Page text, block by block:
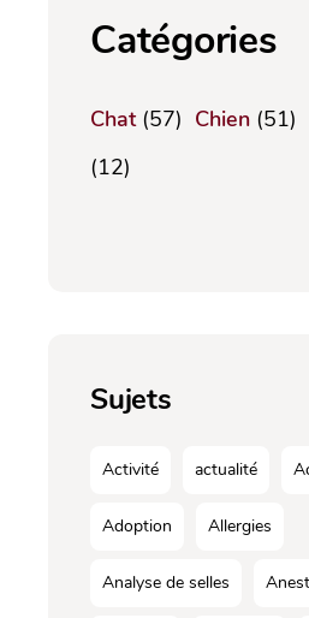
Catégories
Chat(57) Chien (51)
(12)
Sujets
Activité actualité
Adoption Allergies
Analyse de selles